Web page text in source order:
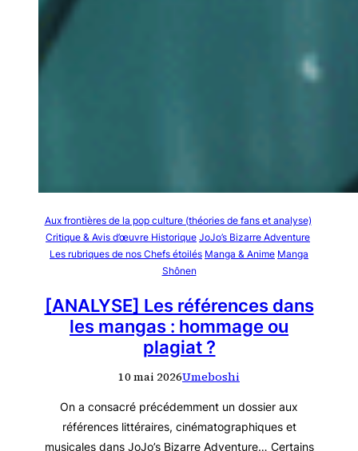
Aux frontières de la pop culture (théories de fans et analyse)
Critique & Avis d’œuvre Historique JoJo’s Bizarre Adventure
Les rubriques de nos Chefs étoilés Manga & Anime Manga
Shônen
[ANALYSE] Les références dans
les mangas : hommage ou
plagiat ?
10 mai 2026Umeboshi
On a consacré précédemment un dossier aux
références littéraires, cinématographiques et
musicales dans JoJo’s Bizarre Adventure… Certains